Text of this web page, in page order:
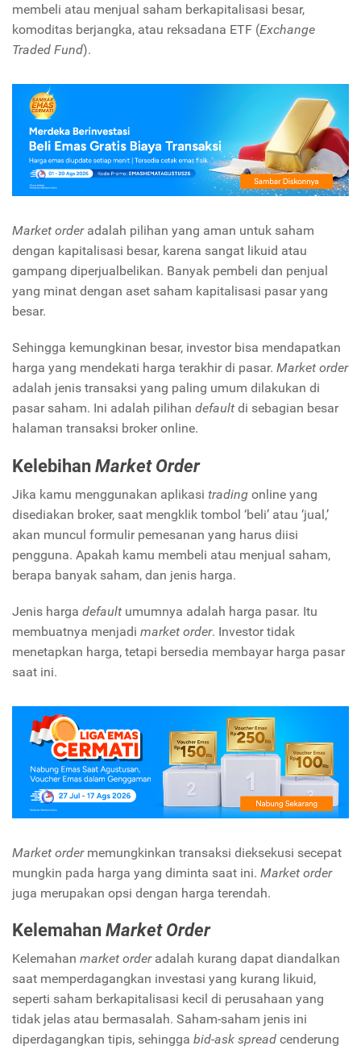
membeli atau menjual saham berkapitalisasi besar,
komoditas berjangka, atau reksadana ETF (Exchange
Traded Fund).
Market order adalah pilihan yang aman untuk saham
dengan kapitalisasi besar, karena sangat likuid atau
gampang diperjualbelikan. Banyak pembeli dan penjual
yang minat dengan aset saham kapitalisasi pasar yang
besar.
Sehingga kemungkinan besar, investor bisa mendapatkan
harga yang mendekati harga terakhir di pasar. Market order
adalah jenis transaksi yang paling umum dilakukan di
pasar saham. Ini adalah pilihan default di sebagian besar
halaman transaksi broker online.
KelebihanMarket Order
Jika kamu menggunakan aplikasi trading online yang
disediakan broker, saat mengklik tombol ‘beli’ atau ‘jual,’
akan muncul formulir pemesanan yang harus diisi
pengguna. Apakah kamu membeli atau menjual saham,
berapa banyak saham, dan jenis harga.
Jenis harga default umumnya adalah harga pasar. Itu
membuatnya menjadi market order. Investor tidak
menetapkan harga, tetapi bersedia membayar harga pasar
saat ini.
Market ordermemungkinkan transaksi dieksekusi secepat
mungkin pada harga yang diminta saat ini. Market order
juga merupakan opsi dengan harga terendah.
KelemahanMarket Order
Kelemahan market orderadalah kurang dapat diandalkan
saat memperdagangkan investasi yang kurang likuid,
seperti saham berkapitalisasi kecil di perusahaan yang
tidak jelas atau bermasalah. Saham-saham jenis ini
diperdagangkan tipis, sehingga bid-ask spread cenderung